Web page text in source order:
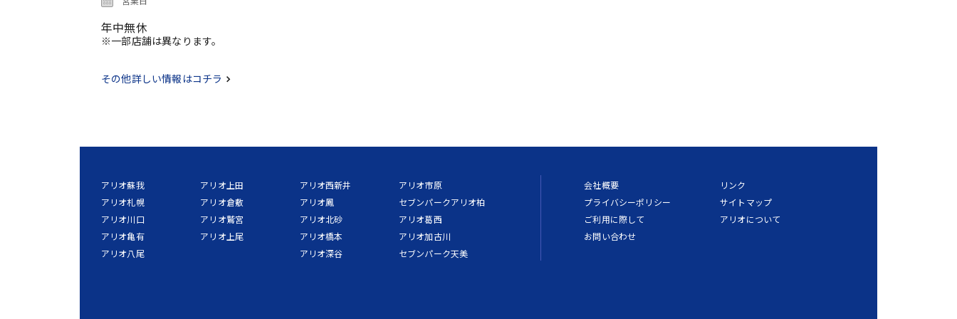
年中無休
※一部店舗は異なります。
その他詳しい情報はコチラ
アリオ蘇我
アリオ札幌
アリオ川口
アリオ亀有
アリオ八尾
アリオ上田
アリオ倉敷
アリオ鷲宮
アリオ上尾
アリオ西新井
アリオ鳳
アリオ北砂
アリオ橋本
アリオ深谷
アリオ市原
セブンパークアリオ柏
アリオ葛西
アリオ加古川
セブンパーク天美
会社概要
プライバシーポリシー
ご利用に際して
お問い合わせ
リンク
サイトマップ
アリオについて